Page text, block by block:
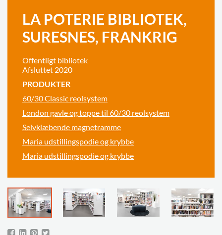
LA POTERIE BIBLIOTEK,
SURESNES, FRANKRIG
Offentligt bibliotek
Afsluttet 2020
PRODUKTER
60/30 Classic reolsystem
London gavle og toppe til 60/30 reolsystem
Selvklæbende magnetramme
Maria udstillingspodie og krybbe
Maria udstillingspodie og krybbe